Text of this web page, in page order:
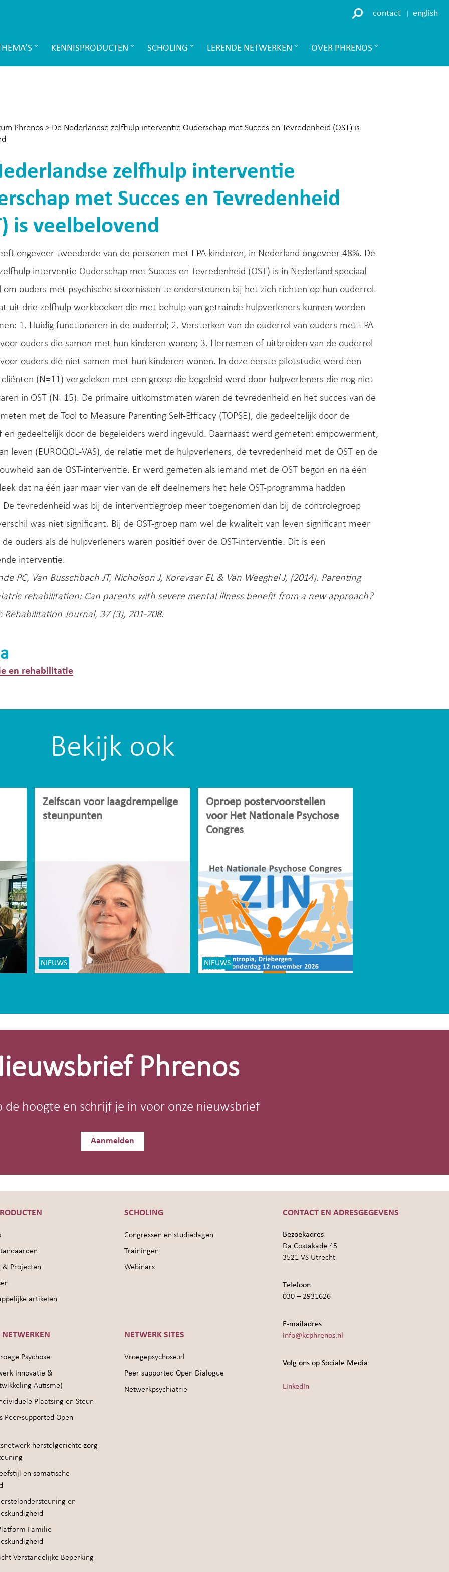
contact english
KENNISPRODUCTEN SCHOLING LERENDE NETWERKEN OVER PHRENOS
Phrenos > De Nederlandse zelfhulp interventie Ouderschap met Succes en Tevredenheid (OST) is
zelfhulp interventie
met Succes en Tevredenheid
is veelbelovend
ongeveer tweederde van de personen met EPA kinderen, in Nederland ongeveer 48%. De
interventie Ouderschap met Succes en Tevredenheid (OST) is in Nederland speciaal
om ouders met psychische stoornissen te ondersteunen bij het zich richten op hun ouderrol.
uit drie zelfhulp werkboeken die met behulp van getrainde hulpverleners kunnen worden
1. Huidig functioneren in de ouderrol; 2. Versterken van de ouderrol van ouders met EPA
ouders die samen met hun kinderen wonen; 3. Hernemen of uitbreiden van de ouderrol
ouders die niet samen met hun kinderen wonen. In deze eerste pilotstudie werd een
cliënten (N=11) vergeleken met een groep die begeleid werd door hulpverleners die nog niet
in OST (N=15). De primaire uitkomstmaten waren de tevredenheid en het succes van de
met de Tool to Measure Parenting Self-Efficacy (TOPSE), die gedeeltelijk door de
en gedeeltelijk door de begeleiders werd ingevuld. Daarnaast werd gemeten: empowerment,
leven (EUROQOL-VAS), de relatie met de hulpverleners, de tevredenheid met de OST en de
aan de OST-interventie. Er werd gemeten als iemand met de OST begon en na één
dat na één jaar maar vier van de elf deelnemers het hele OST-programma hadden
De tevredenheid was bij de interventiegroep meer toegenomen dan bij de controlegroep
was niet significant. Bij de OST-groep nam wel de kwaliteit van leven significant meer
ouders als de hulpverleners waren positief over de OST-interventie. Dit is een
interventie.
PC, Van Busschbach JT, Nicholson J, Korevaar EL & Van Weeghel J, (2014). Parenting
rehabilitation: Can parents with severe mental illness benefit from a new approach?
Rehabilitation Journal, 37 (3), 201-208.
en rehabilitatie
Bekijk ook
Zelfscan voor laagdrempelige
steunpunten
NIEUWS
Oproep postervoorstellen
voor Het Nationale Psychose
Congres
NIEUWS
Phrenos
de hoogte en schrijf je in voor onze nieuwsbrief
Aanmelden
& Projecten
artikelen
SCHOLING
Congressen en studiedagen
Trainingen
Webinars
NETWERKEN
Psychose
Innovatie &
Autisme)
Plaatsing en Steun
Peer-supported Open
herstelgerichte zorg
en somatische
en
Familie
Verstandelijke Beperking
NETWERK SITES
Vroegepsychose.nl
Peer-supported Open Dialogue
Netwerkpsychiatrie
CONTACT EN ADRESGEGEVENS
Bezoekadres
Da Costakade 45
3521 VS Utrecht
Telefoon
030 – 2931626
E-mailadres
info@kcphrenos.nl
Volg ons op Sociale Media
Linkedin